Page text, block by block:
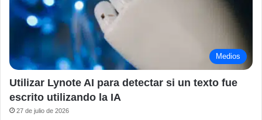
Medios
Utilizar Lynote AI para detectar si un texto fue
escrito utilizando la IA
27 de julio de 2026